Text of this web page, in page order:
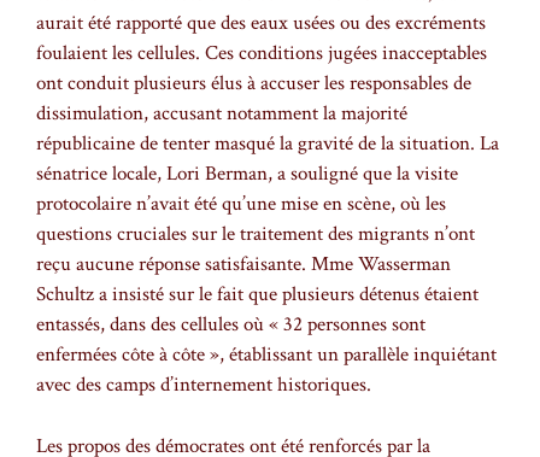
aurait été rapporté que des eaux usées ou des excréments
foulaient les cellules. Ces conditions jugées inacceptables
ont conduit plusieurs élus à accuser les responsables de
dissimulation, accusant notamment la majorité
républicaine de tenter masqué la gravité de la situation. La
sénatrice locale, Lori Berman, a souligné que la visite
protocolaire n’avait été qu’une mise en scène, où les
questions cruciales sur le traitement des migrants n’ont
reçu aucune réponse satisfaisante. Mme Wasserman
Schultz a insisté sur le fait que plusieurs détenus étaient
entassés, dans des cellules où « 32 personnes sont
enfermées côte à côte », établissant un parallèle inquiétant
avec des camps d’internement historiques.
Les propos des démocrates ont été renforcés par la